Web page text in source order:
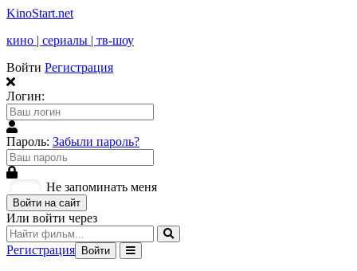
KinoStart.net
кино | сериалы | тв-шоу
Войти Регистрация
Логин:
Пароль: Забыли пароль?
Не запоминать меня
Войти на сайт
Или войти через
Регистрация Войти